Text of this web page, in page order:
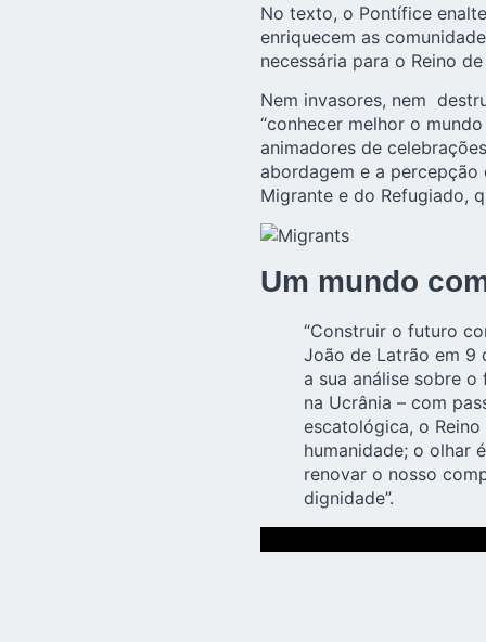
No texto, o Pontífice
enriquecem as
necessária para o Reino de
Nem invasores, nem
“conhecer melhor o
animadores de
abordagem e a percepção
Migrante e do Refugiado,
Um mundo
“Construir o futuro
João de Latrão em 9
a sua análise sobre
na Ucrânia – com
escatológica, o Reino
humanidade; o olhar
renovar o nosso
dignidade”.